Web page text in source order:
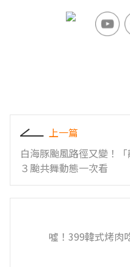
上一篇
白海豚颱風路徑又變！
３颱共舞動態一次看
噓！399韓式烤肉